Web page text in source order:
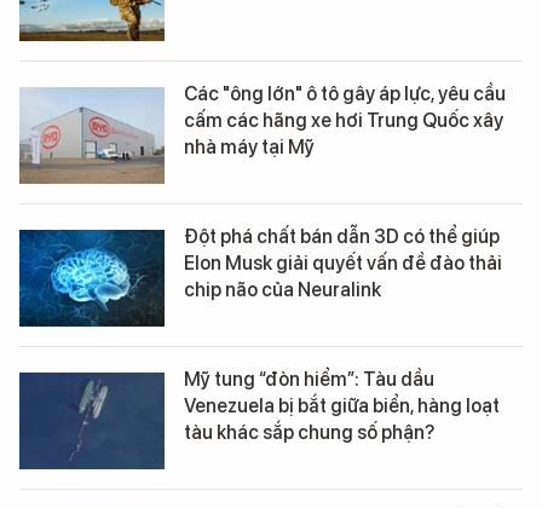
Các "ông lớn" ô tô gây áp lực, yêu cầu
cấm các hãng xe hơi Trung Quốc xây
nhà máy tại Mỹ
Đột phá chất bán dẫn 3D có thể giúp
Elon Musk giải quyết vấn đề đào thải
chip não của Neuralink
Mỹ tung “đòn hiểm”: Tàu dầu
Venezuela bị bắt giữa biển, hàng loạt
tàu khác sắp chung số phận?